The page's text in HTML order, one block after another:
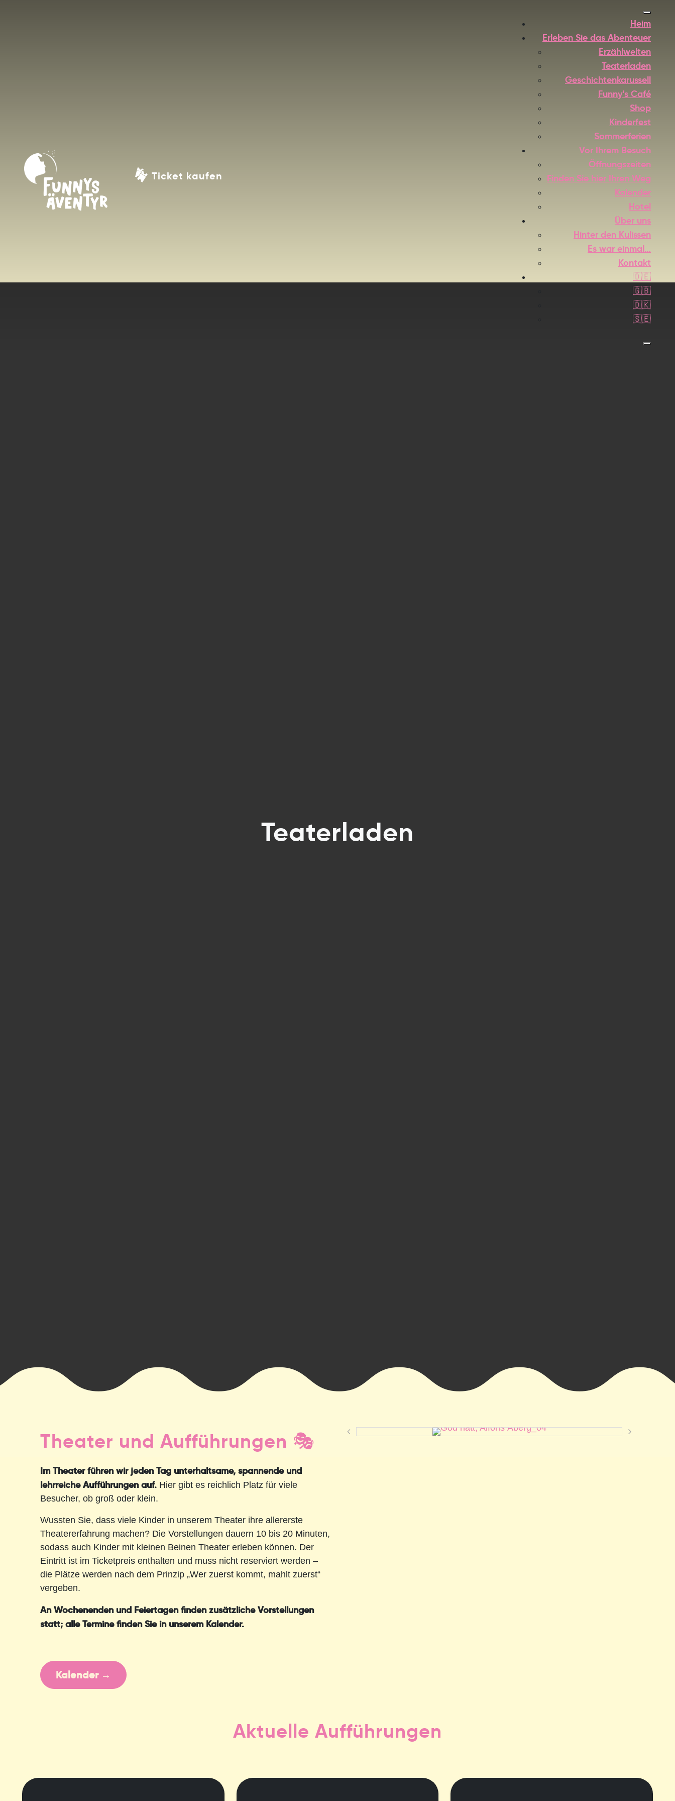
Ticket kaufen
Heim
Erleben Sie das Abenteuer
Erzählwelten
Teaterladen
Geschichtenkarussell
Funny’s Café
Shop
Kinderfest
Sommerferien
Vor Ihrem Besuch
Öffnungszeiten
Finden Sie hier Ihren Weg
Kalender
Hotel
Über uns
Hinter den Kulissen
Es war einmal…
Kontakt
🇩🇪
🇬🇧
🇩🇰
🇸🇪
Teaterladen
Theater und Aufführungen 🎭
Im Theater führen wir jeden Tag unterhaltsame, spannende und
lehrreiche Aufführungen auf. Hier gibt es reichlich Platz für viele
Besucher, ob groß oder klein.
Wussten Sie, dass viele Kinder in unserem Theater ihre allererste
Theatererfahrung machen? Die Vorstellungen dauern 10 bis 20 Minuten,
sodass auch Kinder mit kleinen Beinen Theater erleben können. Der
Eintritt ist im Ticketpreis enthalten und muss nicht reserviert werden –
die Plätze werden nach dem Prinzip „Wer zuerst kommt, mahlt zuerst“
vergeben.
An Wochenenden und Feiertagen finden zusätzliche Vorstellungen
statt; alle Termine finden Sie in unserem Kalender.
Kalender →
Aktuelle Aufführungen